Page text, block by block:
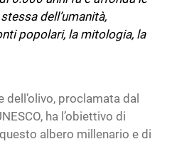
dell’umanità,
popolari, la mitologia, la
proclamata dal
ha l’obiettivo di
albero millenario e di